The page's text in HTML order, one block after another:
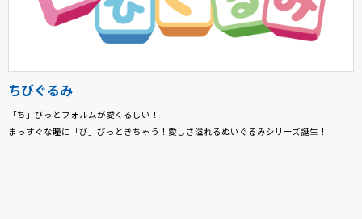
ちびぐるみ
「ち」びっとフォルムが愛くるしい！
まっすぐな瞳に「び」びっときちゃう！愛しさ溢れるぬいぐるみシリーズ誕生！